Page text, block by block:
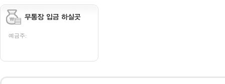
예금주: